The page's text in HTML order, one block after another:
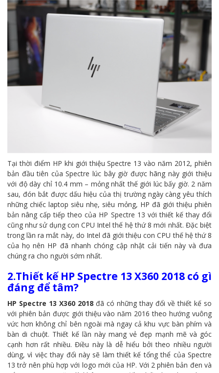
Tại thời điểm HP khi giới thiệu Spectre 13 vào năm 2012, phiên
bản đầu tiên của Spectre lúc bây giờ được hãng này giới thiệu
với độ dày chỉ 10.4 mm – mỏng nhất thế giới lúc bấy giờ. 2 năm
sau, đón bắt được dấu hiệu của thị trường ngày càng yêu thích
những chiếc laptop siêu nhẹ, siêu mỏng, HP đã giới thiệu phiên
bản nâng cấp tiếp theo của HP Spectre 13 với thiết kế thay đổi
cũng như sử dụng con CPU Intel thế hệ thứ 8 mới nhất. Đặc biệt
trong lần ra mắt này, do Intel đã giới thiệu con CPU thế hệ thứ 8
của họ nên HP đã nhanh chóng cập nhật cải tiến này và đưa
chúng ra cho người sớm nhất.
2.Thiết kế HP Spectre 13 X360 2018 có gì
đáng để tâm?
HP Spectre 13 X360 2018 đã có những thay đổi về thiết kế so
với phiên bản được giới thiệu vào năm 2016 theo hướng vuông
vức hơn không chỉ bên ngoài mà ngay cả khu vực bàn phím và
bàn di chuột. Thiết kế lần này mang vẻ đẹp mạnh mẽ và góc
cạnh hơn rất nhiều. Điều này là dễ hiểu bởi theo nhiều người
dùng, vì việc thay đổi này sẽ làm thiết kế tổng thể của Spectre
13 trở nên phù hợp với logo mới của HP. Với 2 phiên bản đen và